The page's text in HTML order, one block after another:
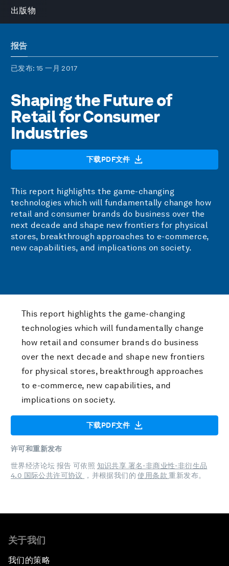
出版物
报告
已发布: 15 一月 2017
Shaping the Future of
Retail for Consumer
Industries
下载PDF文件
This report highlights the game-changing
technologies which will fundamentally change how
retail and consumer brands do business over the
next decade and shape new frontiers for physical
stores, breakthrough approaches to e-commerce,
new capabilities, and implications on society.
This report highlights the game-changing
technologies which will fundamentally change
how retail and consumer brands do business
over the next decade and shape new frontiers
for physical stores, breakthrough approaches
to e-commerce, new capabilities, and
implications on society.
下载PDF文件
许可和重新发布
世界经济论坛 报告 可依照 知识共享 署名-非商业性-非衍生品
4.0 国际公共许可协议
，并根据我们的使用条款重新发布。
关于我们
我们的策略